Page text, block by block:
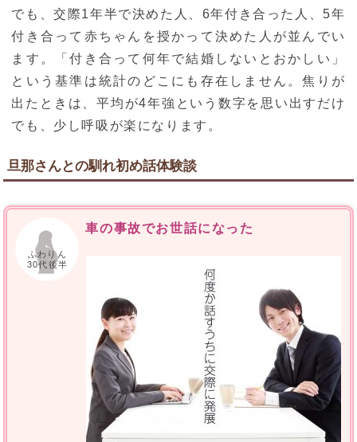
でも、交際1年半で決めた人、6年付き合った人、5年
付き合って赤ちゃんを授かって決めた人が並んでい
ます。「付き合って何年で結婚しないとおかしい」
という基準は統計のどこにも存在しません。焦りが
出たときは、平均が4年強という数字を思い出すだけ
でも、少し呼吸が楽になります。
旦那さんとの馴れ初め話体験談
ふわりん
30代後半
車の事故でお世話になった